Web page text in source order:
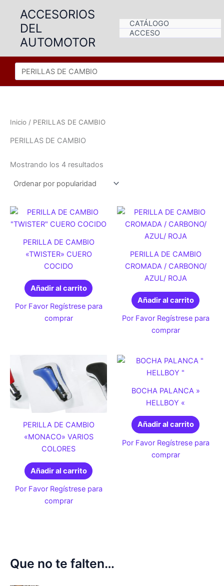
contenido
ACCESORIOS
DEL
AUTOMOTOR
CATÁLOGO
ACCESO
Inicio / PERILLAS DE CAMBIO
PERILLAS DE CAMBIO
Mostrando los 4 resultados
PERILLA DE CAMBIO
«TWISTER» CUERO
COCIDO
Añadir al carrito
Por Favor Regístrese para
comprar
PERILLA DE CAMBIO
CROMADA / CARBONO/
AZUL/ ROJA
Añadir al carrito
Por Favor Regístrese para
comprar
PERILLA DE CAMBIO
«MONACO» VARIOS
COLORES
Añadir al carrito
Por Favor Regístrese para
comprar
BOCHA PALANCA »
HELLBOY «
Añadir al carrito
Por Favor Regístrese para
comprar
Que no te falten…